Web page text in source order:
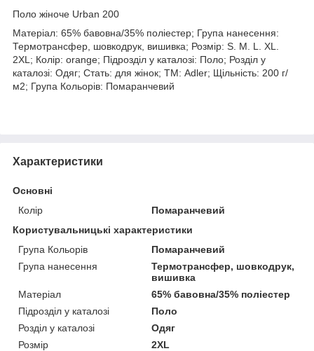
Поло жіноче Urban 200
Матеріал: 65% бавовна/35% поліестер; Група нанесення:
Термотрансфер, шовкодрук, вишивка; Розмір: S. M. L. XL.
2XL; Колір: orange; Підрозділ у каталозі: Поло; Розділ у
каталозі: Одяг; Стать: для жінок; ТМ: Adler; Щільність: 200 г/
м2; Група Кольорів: Помаранчевий
Характеристики
Основні
Колір
Помаранчевий
Користувальницькі характеристики
Група Кольорів
Помаранчевий
Група нанесення
Термотрансфер, шовкодрук,
вишивка
Матеріал
65% бавовна/35% поліестер
Підрозділ у каталозі
Поло
Розділ у каталозі
Одяг
Розмір
2XL